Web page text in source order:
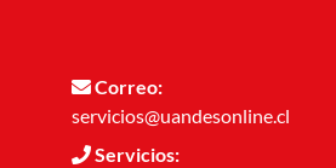
Correo:
servicios@uandesonline.cl
Servicios: